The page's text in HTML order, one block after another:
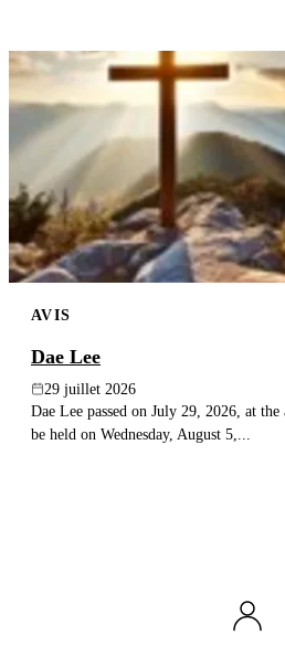
AVIS
Dae Lee
29 juillet 2026
Dae Lee passed on July 29, 2026, at
be held on Wednesday, August 5,...